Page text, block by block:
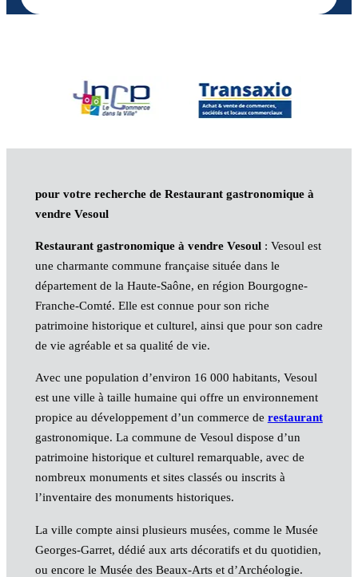
pour votre recherche de Restaurant gastronomique à
vendre Vesoul
Restaurant gastronomique à vendre Vesoul: Vesoul est
une charmante commune française située dans le
département de la Haute-Saône, en région Bourgogne-
Franche-Comté. Elle est connue pour son riche
patrimoine historique et culturel, ainsi que pour son cadre
de vie agréable et sa qualité de vie.
Avec une population d’environ 16 000 habitants, Vesoul
est une ville à taille humaine qui offre un environnement
propice au développement d’un commerce de restaurant
gastronomique. La commune de Vesoul dispose d’un
patrimoine historique et culturel remarquable, avec de
nombreux monuments et sites classés ou inscrits à
l’inventaire des monuments historiques.
La ville compte ainsi plusieurs musées, comme le Musée
Georges-Garret, dédié aux arts décoratifs et du quotidien,
ou encore le Musée des Beaux-Arts et d’Archéologie.